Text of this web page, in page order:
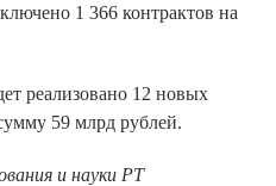
1 366 контрактов на
реализовано 12 новых
59 млрд рублей.
и науки РТ